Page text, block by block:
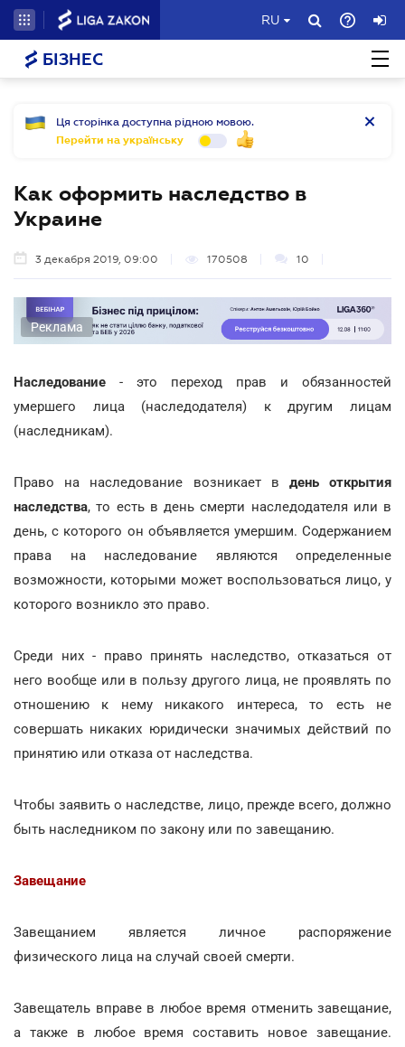
RU
БІЗНЕС
Ця сторінка доступна рідною мовою.
Перейти на українську
Как оформить наследство в
Украине
3 декабря 2019, 09:00 170508 10
Реклама
Наследование - это переход прав и обязанностей
умершего лица (наследодателя) к другим лицам
(наследникам).
Право на наследование возникает в день открытия
наследства, то есть в день смерти наследодателя или в
день, с которого он объявляется умершим. Содержанием
права на наследование являются определенные
возможности, которыми может воспользоваться лицо, у
которого возникло это право.
Среди них - право принять наследство, отказаться от
него вообще или в пользу другого лица, не проявлять по
отношению к нему никакого интереса, то есть не
совершать никаких юридически значимых действий по
принятию или отказа от наследства.
Чтобы заявить о наследстве, лицо, прежде всего, должно
быть наследником по закону или по завещанию.
Завещание
Завещанием является личное распоряжение
физического лица на случай своей смерти.
Завещатель вправе в любое время отменить завещание,
а также в любое время составить новое завещание.